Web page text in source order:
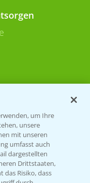
um Ihre
unsere
mit unseren
umfasst auch
dargestellten
Drittstaaten,
das Risiko, dass